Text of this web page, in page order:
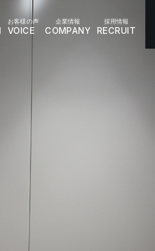
お客様の声
VOICE
企業情報
COMPANY
採用情報
RECRUIT